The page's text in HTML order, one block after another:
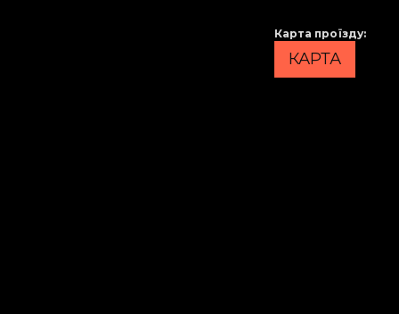
Карта проїзду:
КАРТА